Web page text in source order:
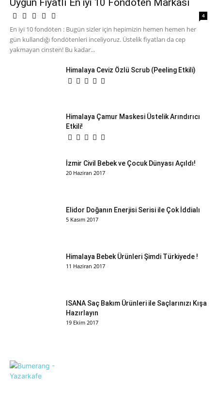
Uygun Fiyatlı En iyi 10 Fondöten Markası
4
En iyi 10 fondöten : Bugün sizler için hepimizin hemen hemen her
gün kullandığı fondötenleri inceliyoruz. Üstelik fiyatları da cep
yakmayan cinsten! Bu kadar...
Himalaya Ceviz Özlü Scrub (Peeling Etkili)
Himalaya Çamur Maskesi Üstelik Arındırıcı
Etkili!
İzmir Civil Bebek ve Çocuk Dünyası Açıldı!
20 Haziran 2017
Elidor Doğanın Enerjisi Serisi ile Çok İddialı
5 Kasım 2017
Himalaya Bebek Ürünleri Şimdi Türkiyede !
11 Haziran 2017
ISANA Saç Bakım Ürünleri ile Saçlarınızı Kışa
Hazırlayın
19 Ekim 2017